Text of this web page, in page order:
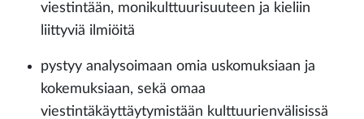
viestintään, monikulttuurisuuteen ja kieliin
liittyviä ilmiöitä
pystyy analysoimaan omia uskomuksiaan ja
kokemuksiaan, sekä omaa
viestintäkäyttäytymistään kulttuurienvälisissä